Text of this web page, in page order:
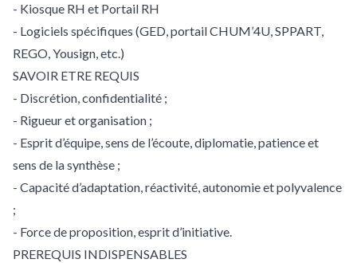
- Kiosque RH et Portail RH
- Logiciels spécifiques (GED, portail CHUM’4U, SPPART,
REGO, Yousign, etc.)
SAVOIR ETRE REQUIS
- Discrétion, confidentialité ;
- Rigueur et organisation ;
- Esprit d’équipe, sens de l’écoute, diplomatie, patience et
sens de la synthèse ;
- Capacité d’adaptation, réactivité, autonomie et polyvalence
;
- Force de proposition, esprit d’initiative.
PREREQUIS INDISPENSABLES